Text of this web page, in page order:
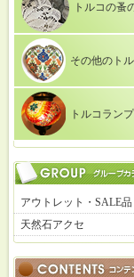
トルコの蚤
その他のト
トルコランプ
アウトレット・SALE品
天然石アクセ